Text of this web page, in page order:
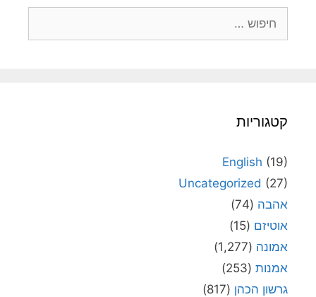
קטגוריות
English (19)
Uncategorized (27)
אהבה (74)
אוטיזם (15)
אמונה (1,277)
אמנות (253)
גרשון הכהן (817)